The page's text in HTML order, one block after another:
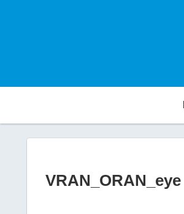
VRAN_ORAN_eye